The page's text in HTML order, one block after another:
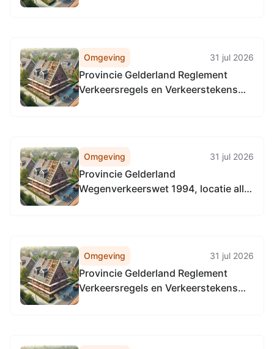
Omgeving 31 jul 2026
Provincie Gelderland Reglement
Verkeersregels en Verkeerstekens
Omgeving 31 jul 2026
Provincie Gelderland
Wegenverkeerswet 1994, locatie alle
Omgeving 31 jul 2026
Provincie Gelderland Reglement
Verkeersregels en Verkeerstekens